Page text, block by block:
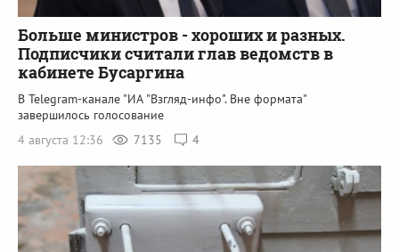
Больше министров - хороших и разных.
Подписчики считали глав ведомств в
кабинете Бусаргина
В Telegram-канале "ИА "Взгляд-инфо". Вне формата"
завершилось голосование
4 августа 12:36
7135 4